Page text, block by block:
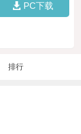
PC下载
排行